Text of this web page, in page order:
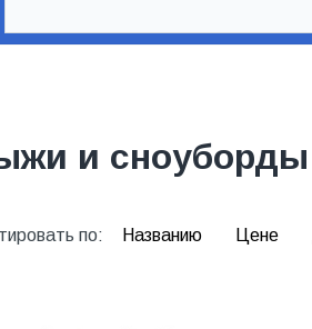
и сноуборды
по: Названию Цене